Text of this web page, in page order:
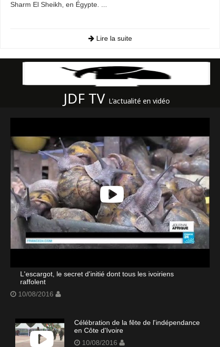
Sharm El Sheikh, en Égypte. ...
Lire la suite
JDF TV L'actualité en vidéo
L'escargot, le secret d'initié dont tous les ivoiriens
raffolent
10/08/2016
Célébration de la fête de l'indépendance
en Côte d'Ivoire
10/08/2016